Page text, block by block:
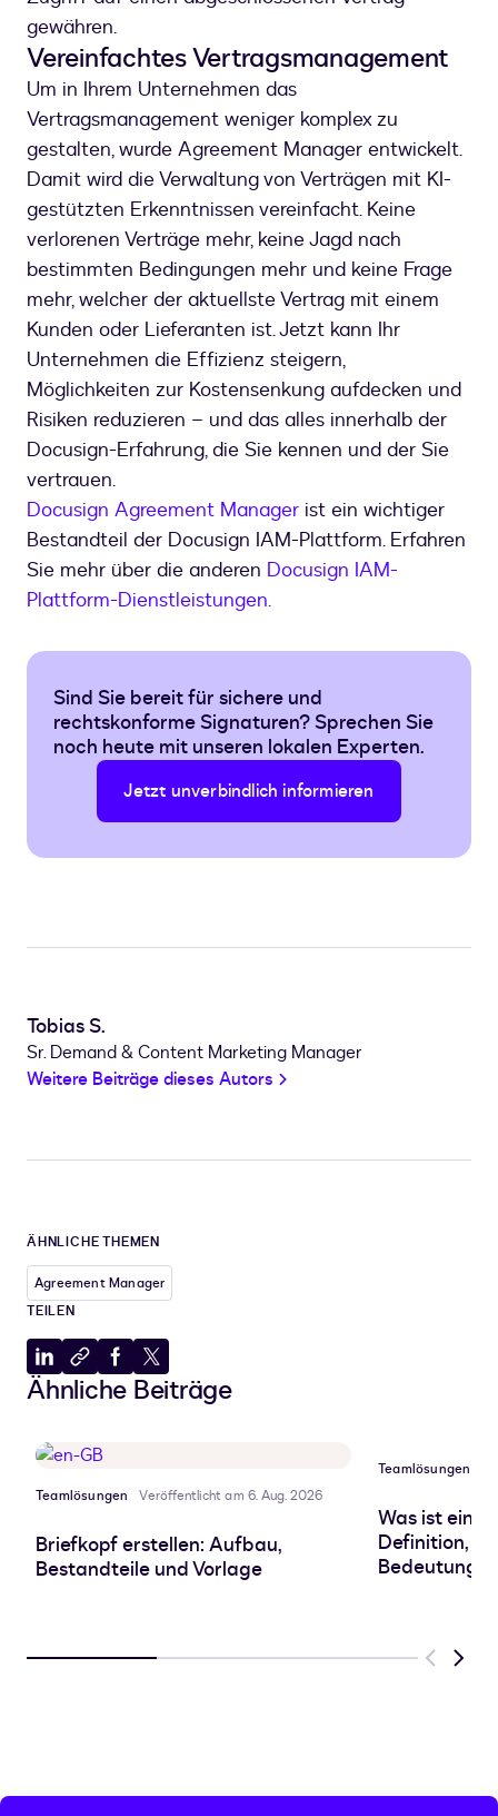
gewähren.
Vereinfachtes Vertragsmanagement
Um in Ihrem Unternehmen das
Vertragsmanagement weniger komplex zu
gestalten, wurde Agreement Manager entwickelt.
Damit wird die Verwaltung von Verträgen mit KI-
gestützten Erkenntnissen vereinfacht. Keine
verlorenen Verträge mehr, keine Jagd nach
bestimmten Bedingungen mehr und keine Frage
mehr, welcher der aktuellste Vertrag mit einem
Kunden oder Lieferanten ist. Jetzt kann Ihr
Unternehmen die Effizienz steigern,
Möglichkeiten zur Kostensenkung aufdecken und
Risiken reduzieren – und das alles innerhalb der
Docusign-Erfahrung, die Sie kennen und der Sie
vertrauen.
Docusign Agreement Manager ist ein wichtiger
Bestandteil der Docusign IAM-Plattform. Erfahren
Sie mehr über die anderen Docusign IAM-
Plattform-Dienstleistungen.
Sind Sie bereit für sichere und
rechtskonforme Signaturen? Sprechen Sie
noch heute mit unseren lokalen Experten.
Jetzt unverbindlich informieren
Tobias S.
Sr. Demand & Content Marketing Manager
Weitere Beiträge dieses Autors
ÄHNLICHE THEMEN
Agreement Manager
TEILEN
Auf
LinkedIn
In
Zwischenablage
Auf
Facebook
Auf
X
Ähnliche Beiträge
Teamlösungen Veröffentlicht am 6. Aug. 2026
Briefkopf erstellen: Aufbau,
Bestandteile und Vorlage
Teamlösungen
Was ist eine
Definition,
Bedeutung
Previous
Next